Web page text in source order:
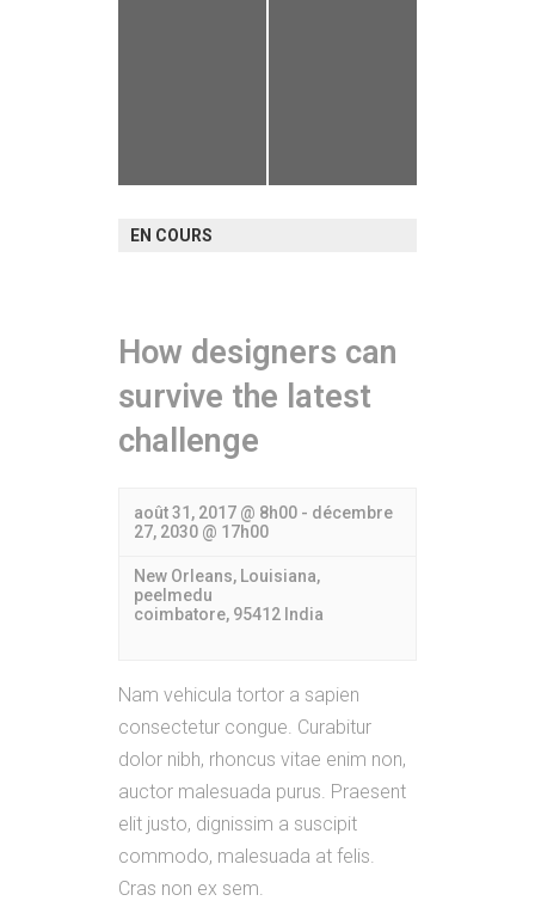
EN COURS
How designers can
survive the latest
challenge
août 31, 2017 @ 8h00 - décembre
27, 2030 @ 17h00
New Orleans, Louisiana,
peelmedu
coimbatore, 95412 India
Nam vehicula tortor a sapien
consectetur congue. Curabitur
dolor nibh, rhoncus vitae enim non,
auctor malesuada purus. Praesent
elit justo, dignissim a suscipit
commodo, malesuada at felis.
Cras non ex sem.